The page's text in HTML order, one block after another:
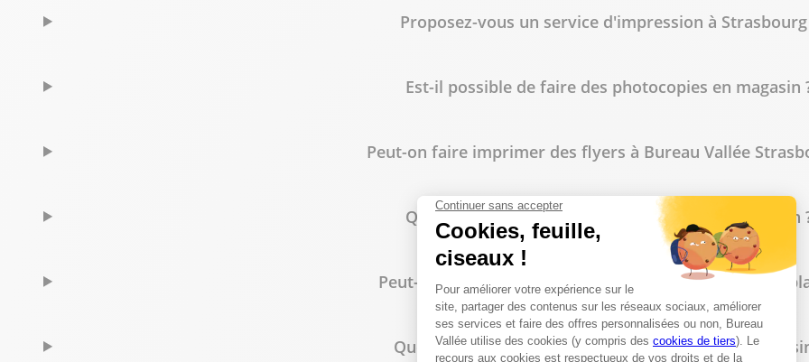
Voir plusProposez-vous un service d'impression à Strasbourg
Est-il possible de faire des photocopies en magasin
Peut-on faire imprimer des flyers à Bureau Vallée
Quels types de reliure sont disponibles en magasin
Peut-on commander des tampons personnalisés sur
Quelles fournitures de bureau trouve-t-on en